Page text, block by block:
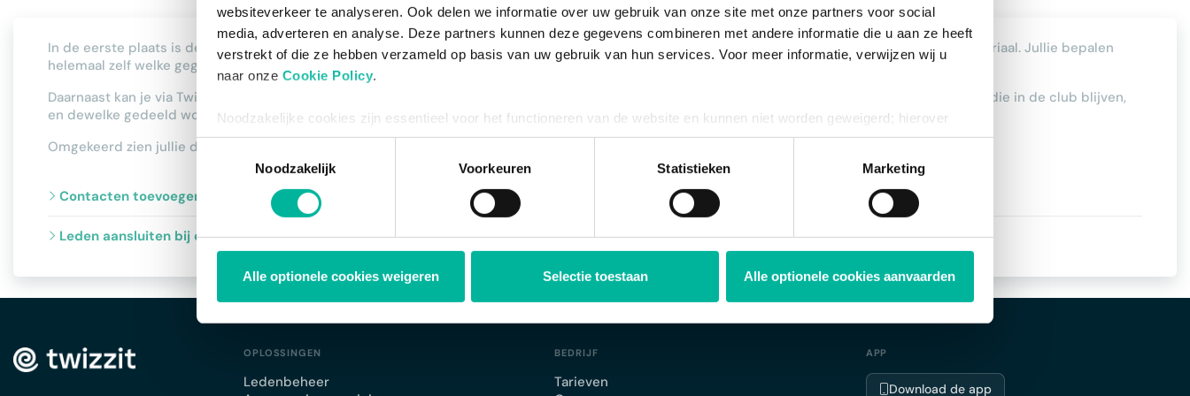
websiteverkeer te analyseren. Ook delen we informatie over uw gebruik van onze site met onze partners voor social
media, adverteren en analyse. Deze partners kunnen deze gegevens combineren met andere informatie die u aan ze heeft
verstrekt of die ze hebben verzameld op basis van uw gebruik van hun services. Voor meer informatie, verwijzen wij u
naar onze Cookie Policy
Noodzakelijke cookies zijn essentieel voor het functioneren van de website en kunnen niet worden geweigerd; hierover
bestaat enkel een informatieplicht. U kunt uw toestemming voor het gebruik van andere cookies op elk moment intrekken
via de consent management tool onderaan de website.
Noodzakelijk
Voorkeuren Statistieken Marketing
Alle optionele cookies weigeren Selectie toestaan Alle optionele cookies aanvaarden
In de eerste plaats is de module CRM een tool voor jouw chirogroep. Je beheert er de gegevens van contacten, families, bedrijven, locaties en materiaal. Jullie bepalen
helemaal zelf welke gegevens jullie wensen bij te houden.
Daarnaast kan je via Twizzit eenvoudig gegevens delen met
. Jullie houden als club de touwtjes in handen over de gegevens die in de club blijven,
en dewelke gedeeld worden met de federatie. Door een lid aan te sluiten bij de federatie, worden de gegevens automatisch gedeeld.
Omgekeerd zien jullie de behaalde attesten die gekend zijn bij de koepel, ook in jullie CRM terug bij de respectievelijke leden.
Contacten toevoegen
Leden aansluiten bij de federatie
OPLOSSINGEN
Ledenbeheer
BEDRIJF
Tarieven
APP
Download de app